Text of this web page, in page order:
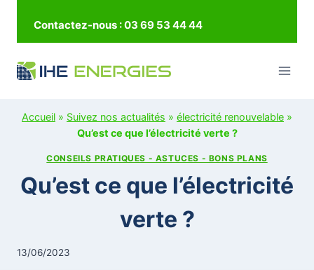
Contactez-nous : 03 69 53 44 44
Accueil » Suivez nos actualités » électricité renouvelable »
Qu’est ce que l’électricité verte ?
CONSEILS PRATIQUES - ASTUCES - BONS PLANS
Qu’est ce que l’électricité
verte ?
13/06/2023